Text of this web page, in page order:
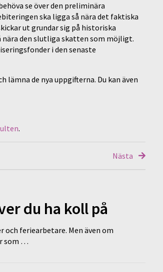
se över den preliminära
ska ligga så nära det faktiska
ut grundar sig på historiska
den slutliga skatten som möjligt.
i den senaste
lämna de nya uppgifterna. Du kan även
.
Nästa
du ha koll på
feriearbetare. Men även om
som …